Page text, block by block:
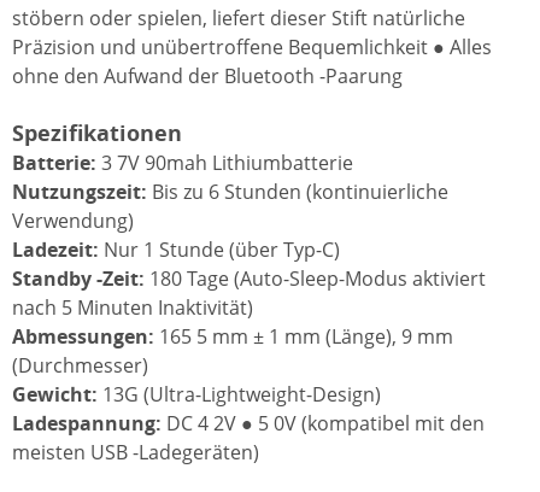
stöbern oder spielen, liefert dieser Stift natürliche
Präzision und unübertroffene Bequemlichkeit ● Alles
ohne den Aufwand der Bluetooth -Paarung
Spezifikationen
Batterie: 3 7V 90mah Lithiumbatterie
Nutzungszeit: Bis zu 6 Stunden (kontinuierliche
Verwendung)
Ladezeit: Nur 1 Stunde (über Typ-C)
Standby -Zeit: 180 Tage (Auto-Sleep-Modus aktiviert
nach 5 Minuten Inaktivität)
Abmessungen: 165 5 mm ± 1 mm (Länge), 9 mm
(Durchmesser)
Gewicht: 13G (Ultra-Lightweight-Design)
Ladespannung: DC 4 2V ● 5 0V (kompatibel mit den
meisten USB -Ladegeräten)